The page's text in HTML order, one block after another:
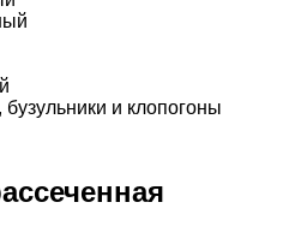
и клопогоны